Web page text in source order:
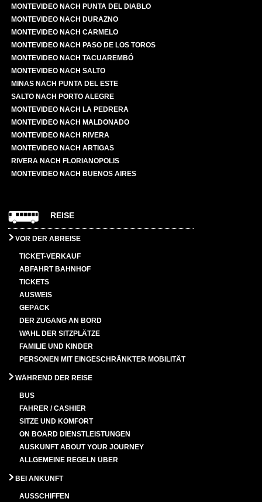
MONTEVIDEO NACH PUNTA DEL DIABLO
MONTEVIDEO NACH DURAZNO
MONTEVIDEO NACH CARMELO
MONTEVIDEO NACH PASO DE LOS TOROS
MONTEVIDEO NACH TACUAREMBÓ
MONTEVIDEO NACH SALTO
MINAS NACH PUNTA DEL ESTE
SALTO NACH PORTO ALEGRE
MONTEVIDEO NACH LA PEDRERA
MONTEVIDEO NACH MALDONADO
MONTEVIDEO NACH RIVERA
MONTEVIDEO NACH ARTIGAS
RIVERA NACH FLORIANOPOLIS
MONTEVIDEO NACH BUENOS AIRES
REISE
VOR DER ABREISE
TICKET-VERKAUF
ABFAHRT BAHNHOF
TICKETS
AUSWEIS
GEPÄCK
DER ZUGANG AN BORD
WAHL DER SITZPLÄTZE
FAMILIE UND KINDER
PERSONEN MIT EINGESCHRÄNKTER MOBILITÄT
WÄHREND DER REISE
BUS
FAHRER / CASHIER
SITZE UND KOMFORT
ON BOARD DIENSTLEISTUNGEN
AUSKUNFT ABOUT YOUR JOURNEY
ALLGEMEINE REGELN ÜBER
BEI ANKUNFT
AUSSCHIFFEN